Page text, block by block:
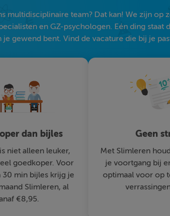
multidisciplinaire team? Dat kan! We zijn op
en GZ-psychologen. Eén ding staat
je gewend bent. Vind de vacature die bij je
dan bijles
niet alleen leuker,
goedkoper. Voor
30 min bijles krijg je
Slimleren, al
€8,95.
Geen
Met Slimleren
je voortgang bij
optimaal voor op